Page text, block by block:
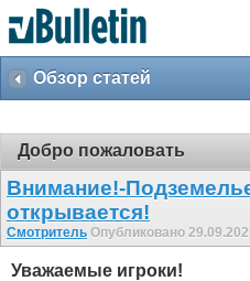
Обзор статей
Добро пожаловать
Внимание!-
открывается!
Смотритель Опубликовано
Уважаемые игроки!